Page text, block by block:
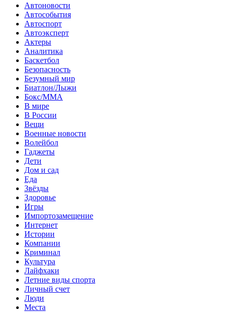
Автоновости
Автособытия
Автоспорт
Автоэксперт
Актеры
Аналитика
Баскетбол
Безопасность
Безумный мир
Биатлон/Лыжи
Бокс/MMA
В мире
В России
Вещи
Военные новости
Волейбол
Гаджеты
Дети
Дом и сад
Еда
Звёзды
Здоровье
Игры
Импортозамещение
Интернет
Истории
Компании
Криминал
Культура
Лайфхаки
Летние виды спорта
Личный счет
Люди
Места